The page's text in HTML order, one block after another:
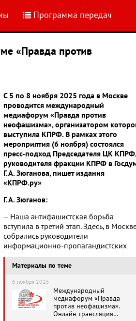
Программа передач
«Правда против
С 5 по 8 ноября 2025 года в Москве
проводится международный
медиафорум «Правда против
неофашизма», организатором
выступила КПРФ. В рамках этого
мероприятия (6 ноября) состоялся
пресс-подход Председателя ЦК КПРФ,
руководителя фракции КПРФ в
Г.А. Зюганова, пишет издания
«КПРФ.ру»
Г.А. Зюганов:
Материалы по теме
6 ноября 2025
Международный
медиафорум «Правда
против неофашизма».
Онлайн трансляция
– Наша антифашистская борьба
вступила в третий этап. Здесь, в
собрались руководители
информационно-пропагандистских